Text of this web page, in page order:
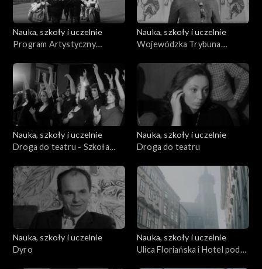
Nauka, szkoły i uczelnie
Program Artystyczny
Nauka, szkoły i uczelnie
Wojewódzka Trybuna
Nauka, szkoły i uczelnie
Droga do teatru - Szkoła
Nauka, szkoły i uczelnie
Droga do teatru
Nauka, szkoły i uczelnie
Dyro
Nauka, szkoły i uczelnie
Ulica Floriańska i Hotel pod